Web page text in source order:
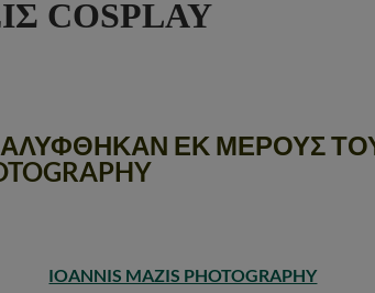
COSPLAY
ΕΚ ΜΕΡΟΥΣ
IOANNIS MAZIS PHOTOGRAPHY